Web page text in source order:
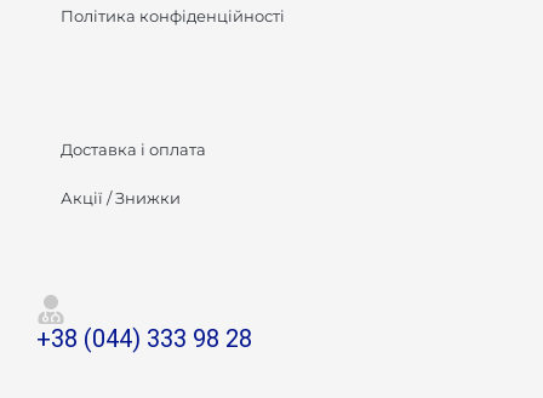
Політика конфіденційності
Доставка і оплата
Акції / Знижки
+38 (044) 333 98 28